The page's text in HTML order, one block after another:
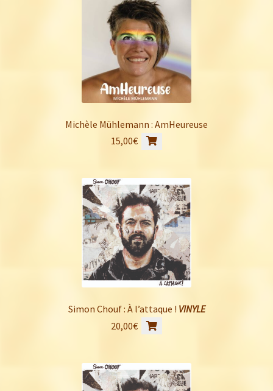
Michèle Mühlemann : AmHeureuse
15,00€
Simon Chouf : À l’attaque ! VINYLE
20,00€